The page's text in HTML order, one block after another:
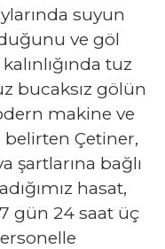
suyun
ve göl
tuz
bucaksız gölün
makine ve
Çetiner,
şartlarına bağlı
hasat,
gün 24 saat üç